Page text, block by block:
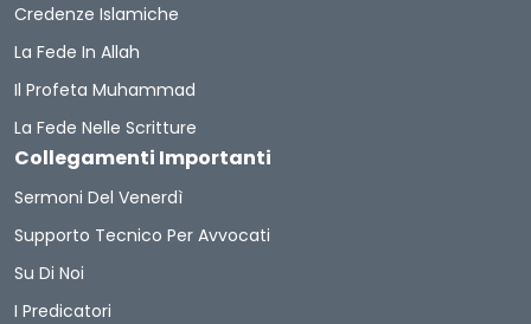
Credenze Islamiche
La Fede In Allah
Il Profeta Muhammad
La Fede Nelle Scritture
Collegamenti Importanti
Sermoni Del Venerdì
Supporto Tecnico Per Avvocati
Su Di Noi
I Predicatori